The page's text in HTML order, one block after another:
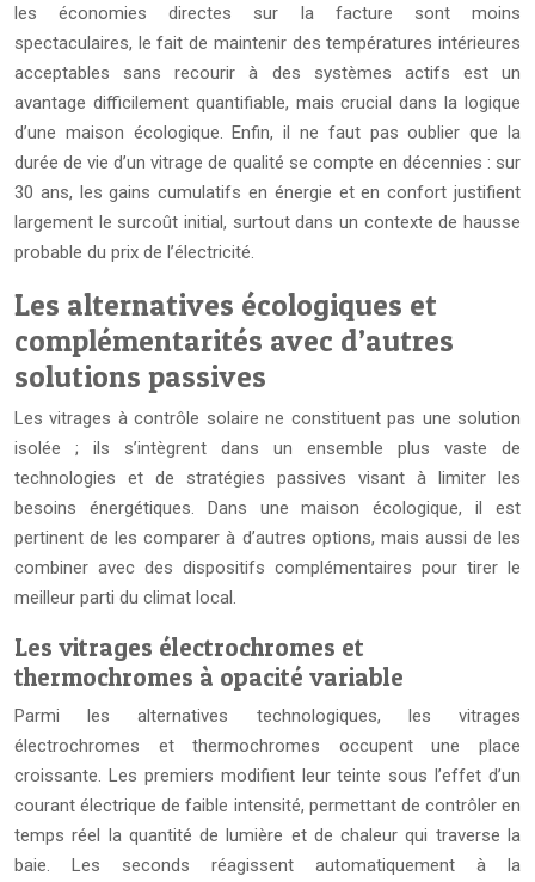
les économies directes sur la facture sont moins
spectaculaires, le fait de maintenir des températures intérieures
acceptables sans recourir à des systèmes actifs est un
avantage difficilement quantifiable, mais crucial dans la logique
d’une maison écologique. Enfin, il ne faut pas oublier que la
durée de vie d’un vitrage de qualité se compte en décennies : sur
30 ans, les gains cumulatifs en énergie et en confort justifient
largement le surcoût initial, surtout dans un contexte de hausse
probable du prix de l’électricité.
Les alternatives écologiques et
complémentarités avec d’autres
solutions passives
Les vitrages à contrôle solaire ne constituent pas une solution
isolée ; ils s’intègrent dans un ensemble plus vaste de
technologies et de stratégies passives visant à limiter les
besoins énergétiques. Dans une maison écologique, il est
pertinent de les comparer à d’autres options, mais aussi de les
combiner avec des dispositifs complémentaires pour tirer le
meilleur parti du climat local.
Les vitrages électrochromes et
thermochromes à opacité variable
Parmi les alternatives technologiques, les vitrages
électrochromes et thermochromes occupent une place
croissante. Les premiers modifient leur teinte sous l’effet d’un
courant électrique de faible intensité, permettant de contrôler en
temps réel la quantité de lumière et de chaleur qui traverse la
baie. Les seconds réagissent automatiquement à la